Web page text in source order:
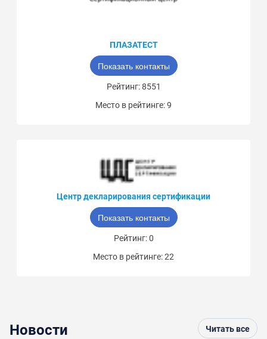
ПЛАЗАТЕСТ
Показать контакты
Рейтинг: 8551
Место в рейтинге: 9
Центр декларирования сертификации
Показать контакты
Рейтинг: 0
Место в рейтинге: 22
Новости Читать все